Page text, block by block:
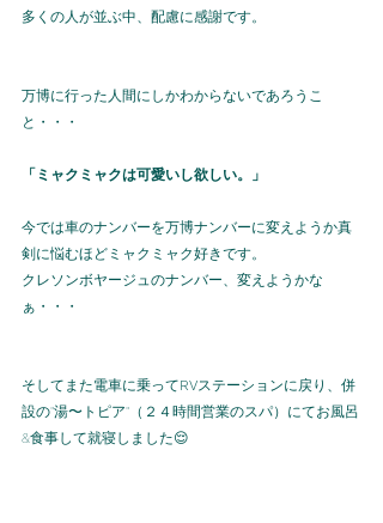
多くの人が並ぶ中、配慮に感謝です。
万博に行った人間にしかわからないであろうこ
と・・・
「ミャクミャクは可愛いし欲しい。」
今では車のナンバーを万博ナンバーに変えようか真
剣に悩むほどミャクミャク好きです。
クレソンボヤージュのナンバー、変えようかな
ぁ・・・
そしてまた電車に乗ってRVステーションに戻り、併
設の"湯〜トピア"（２４時間営業のスパ）にてお風呂
&食事して就寝しました😌